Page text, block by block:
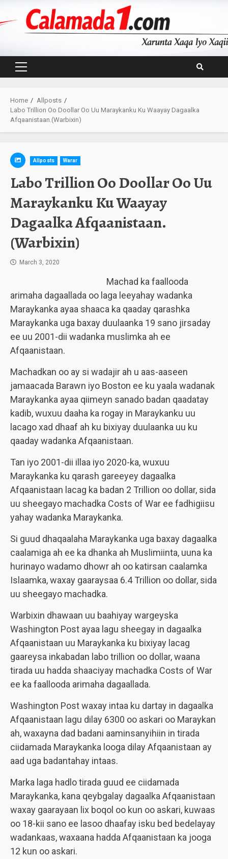
Primary
Home
Allposts
Labo Trillion Oo Doollar Oo Uu Maraykanku Ku Waayay Dagaalka
Afqaanistaan.(Warbixin)
Allposts Warar
Labo Trillion Oo Doollar Oo Uu
Maraykanku Ku Waayay
Dagaalka Afqaanistaan.
(Warbixin)
March 3, 2020
Machad ka faallooda
arimaha dagaallada oo laga leeyahay wadanka
Maraykanka ayaa shaaca ka qaaday qarashka
Maraykanka uga baxay duulaanka 19 sano jirsaday
ee uu 2001-dii wadanka muslimka ah ee
Afqaanistaan.
Machadkan oo ay si wadajir ah u aas-aaseen
jamaacada Barawn iyo Boston ee ku yaala wadanak
Maraykanka ayaa qiimeyn sanado badan qaadatay
kadib, wuxuu daaha ka rogay in Maraykanku uu
lacago xad dhaaf ah ku bixiyay duulaanka uu ku
qaaday wadanka Afqaanistaan.
Tan iyo 2001-dii illaa iyo 2020-ka, wuxuu
Maraykanka ku qarash gareeyey dagaalka
Afqaanistaan lacag ka badan 2 Trillion oo dollar, sida
uu sheegayo machadka Costs of War ee fadhigiisu
yahay wadanka Maraykanka.
Si guud dhaqaalaha Maraykanka uga baxay dagaalka
caalamiga ah ee ka dhanka ah Muslimiinta, uuna ka
hurinayo wadamo dhowr ah oo katirsan caalamka
Islaamka, waxay gaaraysaa 6.4 Trillion oo dollar, sida
uu sheegayo machadka.
Warbixin dhawaan uu baahiyay wargeyska
Washington Post ayaa lagu sheegay in dagaalka
Afqaanistaan uu Maraykanka ku bixiyay lacag
gaareysa inkabadan labo trillion oo dollar, waana
tirada uu hadda shaaciyay machadka Costs of War
ee ka faallooda arimaha dagaallada.
Washington Post waxay intaa ku dartay in dagaalka
Afqaanistaan lagu dilay 6300 oo askari oo Maraykan
ah, waxayna dad badani aaminsanyihiin in tirada
ciidamada Maraykanka looga dilay Afqaanistaan ay
aad uga badantahay intaas.
Marka laga hadlo tirada guud ee ciidamada
Maraykanka, kana qeybgalay dagaalka Afqaanistaan
waxay gaarayaan lix boqol oo kun oo askari, kuwaas
oo 18-kii sano ee lasoo dhaafay isku bed bedelayay
wadankaas, waxaana hadda Afqaanistaan ka jooga
12 kun oo askari.